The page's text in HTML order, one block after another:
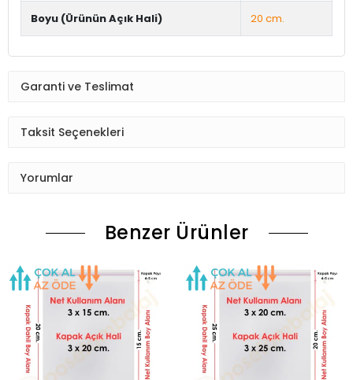
Boyu (Ürünün Açık Hali) 20 cm.
Garanti ve Teslimat
Taksit Seçenekleri
Yorumlar
Benzer Ürünler